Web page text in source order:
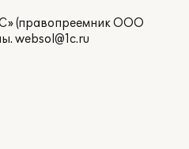
(правопреемник ООО
websol@1c.ru